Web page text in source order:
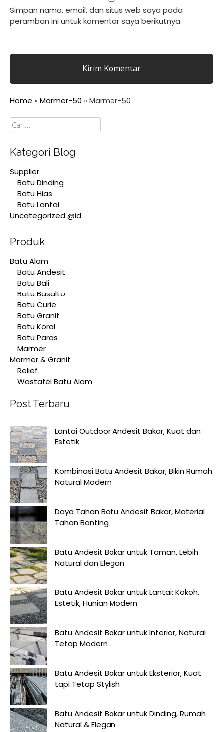
Simpan nama, email, dan situs web saya pada
peramban ini untuk komentar saya berikutnya.
Home » Marmer-50 » Marmer-50
Cari
Kategori Blog
Supplier
Batu Dinding
Batu Hias
Batu Lantai
Uncategorized @id
Produk
Batu Alam
Batu Andesit
Batu Bali
Batu Basalto
Batu Curie
Batu Granit
Batu Koral
Batu Paras
Marmer
Marmer & Granit
Relief
Wastafel Batu Alam
Post Terbaru
Lantai Outdoor Andesit Bakar, Kuat dan
Estetik
Kombinasi Batu Andesit Bakar, Bikin Rumah
Natural Modern
Daya Tahan Batu Andesit Bakar, Material
Tahan Banting
Batu Andesit Bakar untuk Taman, Lebih
Natural dan Elegan
Batu Andesit Bakar untuk Lantai: Kokoh,
Estetik, Hunian Modern
Batu Andesit Bakar untuk Interior, Natural
Tetap Modern
Batu Andesit Bakar untuk Eksterior, Kuat
tapi Tetap Stylish
Batu Andesit Bakar untuk Dinding, Rumah
Natural & Elegan